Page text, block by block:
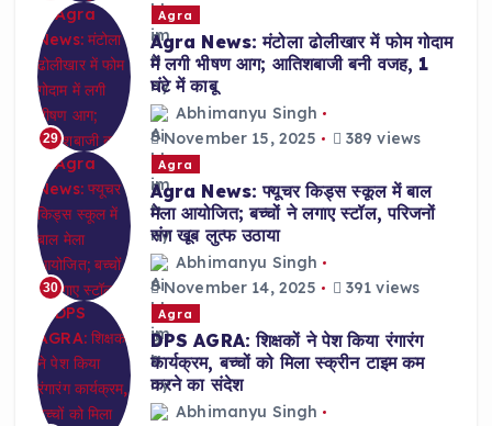
29
Agra
Agra News: मंटोला ढोलीखार में फोम गोदाम
में लगी भीषण आग; आतिशबाजी बनी वजह, 1
घंटे में काबू
Abhimanyu Singh
November 15, 2025
389 views
30
Agra
Agra News: फ्यूचर किड्स स्कूल में बाल
मेला आयोजित; बच्चों ने लगाए स्टॉल, परिजनों
संग खूब लुत्फ उठाया
Abhimanyu Singh
November 14, 2025
391 views
Agra
DPS AGRA: शिक्षकों ने पेश किया रंगारंग
कार्यक्रम, बच्चों को मिला स्क्रीन टाइम कम
करने का संदेश
Abhimanyu Singh